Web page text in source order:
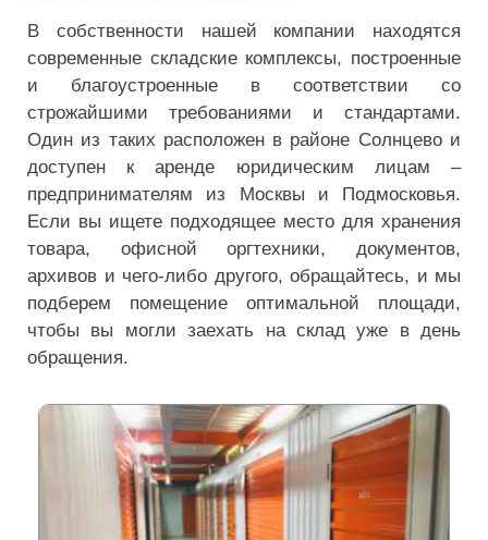
В собственности нашей компании находятся
современные складские комплексы, построенные
и благоустроенные в соответствии со
строжайшими требованиями и стандартами.
Один из таких расположен в районе Солнцево и
доступен к аренде юридическим лицам –
предпринимателям из Москвы и Подмосковья.
Если вы ищете подходящее место для хранения
товара, офисной оргтехники, документов,
архивов и чего-либо другого, обращайтесь, и мы
подберем помещение оптимальной площади,
чтобы вы могли заехать на склад уже в день
обращения.